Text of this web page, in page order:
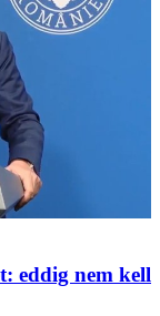
eddig nem kell